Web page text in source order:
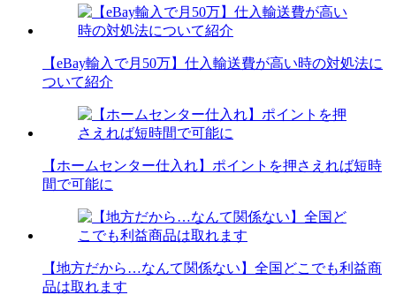
【eBay輸入で月50万】仕入輸送費が高い時の対処法に
ついて紹介
【ホームセンター仕入れ】ポイントを押さえれば短時
間で可能に
【地方だから…なんて関係ない】全国どこでも利益商
品は取れます